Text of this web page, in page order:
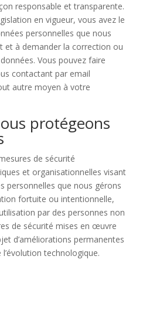
responsable et transparente.
en vigueur, vous avez le
personnelles que nous
et à demander la correction ou
Vous pouvez faire
contactant par email
autre moyen à votre
protégeons
de sécurité
et organisationnelles visant
personnelles que nous gérons
fortuite ou intentionnelle,
par des personnes non
de sécurité mises en œuvre
d’améliorations permanentes
technologique.